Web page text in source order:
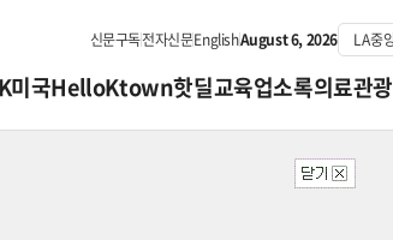
신문구독전자신문EnglishAugust 6, 2026
미국HelloKtown핫딜교육업소록의료관광